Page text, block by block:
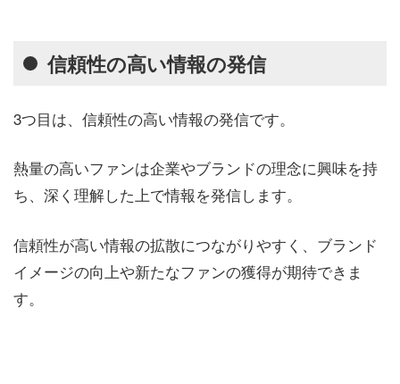
信頼性の高い情報の発信
3つ目は、信頼性の高い情報の発信です。
熱量の高いファンは企業やブランドの理念に興味を持
ち、深く理解した上で情報を発信します。
信頼性が高い情報の拡散につながりやすく、ブランド
イメージの向上や新たなファンの獲得が期待できま
す。